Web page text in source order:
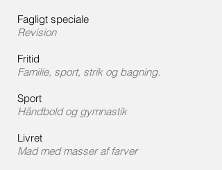
Fagligt speciale
​Revision
Fritid
​Familie, sport, strik og bagning.
Sport
​Håndbold og gymnastik
Livret
​Mad med masser af farver